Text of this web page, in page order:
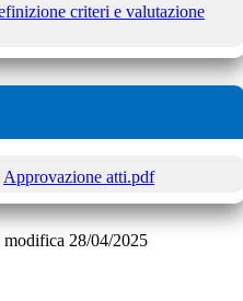
criteri e valutazione
Approvazione atti.pdf
modifica 28/04/2025